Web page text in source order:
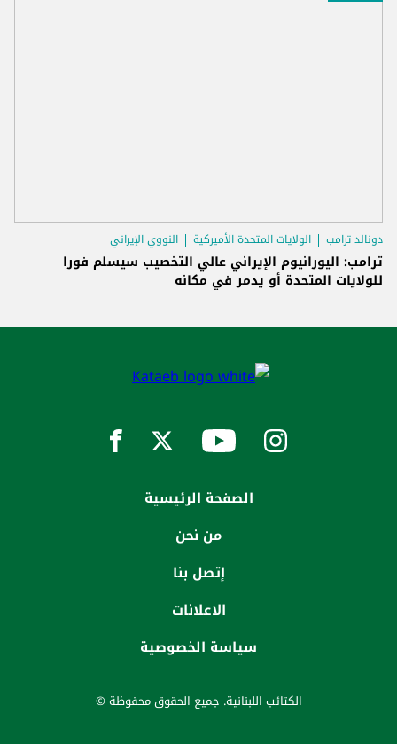
دونالد ترامب الولايات المتحدة الأميركية النووي الإيراني
ترامب: اليورانيوم الإيراني عالي التخصيب سيسلم فورا
للولايات المتحدة أو يدمر في مكانه
الصفحة الرئيسية
من نحن
إتصل بنا
الاعلانات
سياسة الخصوصية
الكتائب اللبنانية. جميع الحقوق محفوظة ©